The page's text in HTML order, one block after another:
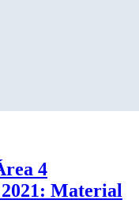
4
Material